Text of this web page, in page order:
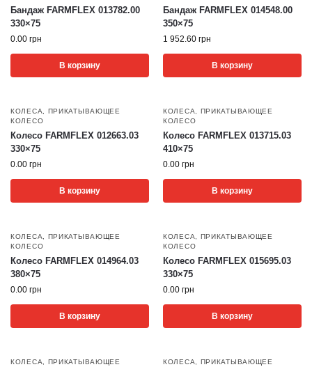
Бандаж FARMFLEX 013782.00
330×75
0.00 грн
В корзину
Бандаж FARMFLEX 014548.00
350×75
1 952.60 грн
В корзину
КОЛЕСА
ПРИКАТЫВАЮЩЕЕ
КОЛЕСО
Колесо FARMFLEX 012663.03
330×75
0.00 грн
В корзину
КОЛЕСА
ПРИКАТЫВАЮЩЕЕ
КОЛЕСО
Колесо FARMFLEX 013715.03
410×75
0.00 грн
В корзину
КОЛЕСА
ПРИКАТЫВАЮЩЕЕ
КОЛЕСО
Колесо FARMFLEX 014964.03
380×75
0.00 грн
В корзину
КОЛЕСА
ПРИКАТЫВАЮЩЕЕ
КОЛЕСО
Колесо FARMFLEX 015695.03
330×75
0.00 грн
В корзину
КОЛЕСА
ПРИКАТЫВАЮЩЕЕ
КОЛЕСА
ПРИКАТЫВАЮЩЕЕ